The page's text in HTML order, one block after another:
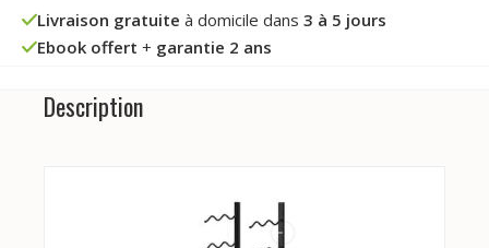
Livraison gratuite à domicile dans 3 à 5 jours
Ebook offert + garantie 2 ans
Description